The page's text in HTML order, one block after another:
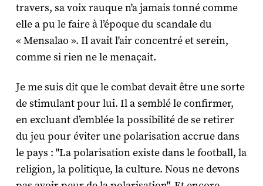
travers, sa voix rauque n'a jamais tonné comme
elle a pu le faire à l’époque du scandale du
« Mensalao ». Il avait l'air concentré et serein,
comme si rien ne le menaçait.
Je me suis dit que le combat devait être une sorte
de stimulant pour lui. Il a semblé le confirmer,
en excluant d’emblée la possibilité de se retirer
du jeu pour éviter une polarisation accrue dans
le pays : "La polarisation existe dans le football, la
religion, la politique, la culture. Nous ne devons